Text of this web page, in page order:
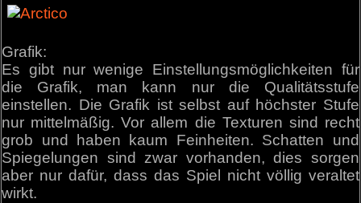
Grafik:
Es gibt nur wenige Einstellungsmöglichkeiten für
die Grafik, man kann nur die Qualitätsstufe
einstellen. Die Grafik ist selbst auf höchster Stufe
nur mittelmäßig. Vor allem die Texturen sind recht
grob und haben kaum Feinheiten. Schatten und
Spiegelungen sind zwar vorhanden, dies sorgen
aber nur dafür, dass das Spiel nicht völlig veraltet
wirkt.